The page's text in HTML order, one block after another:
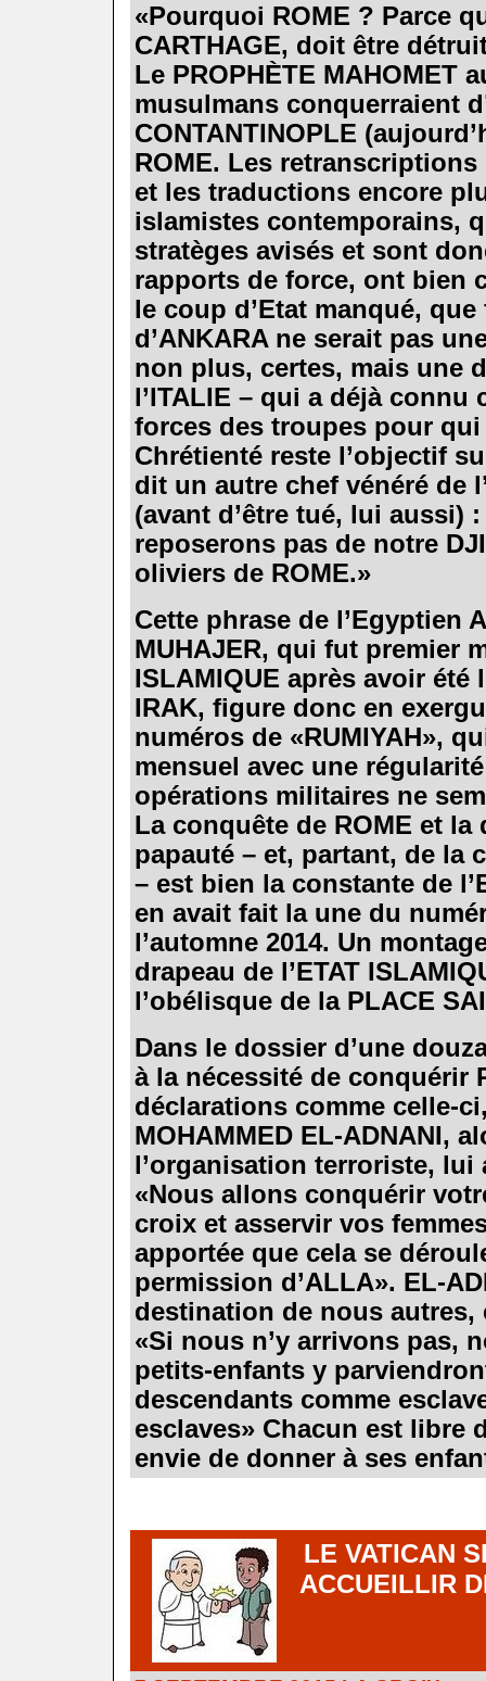
«Pourquoi ROME ? Parce
CARTHAGE, doit être
Le PROPHÈTE MAHOMET
musulmans conquerraient
CONTANTINOPLE
ROME. Les
et les traductions encore
islamistes contemporains,
stratèges avisés et sont
rapports de force, ont bien
le coup d’Etat manqué,
d’ANKARA ne serait pas
non plus, certes, mais une
l’ITALIE – qui a déjà connu
forces des troupes pour qui
Chrétienté reste l’objectif
dit un autre chef vénéré de
(avant d’être tué, lui aussi)
reposerons pas de notre
oliviers de ROME.»
Cette phrase de l’Egyptien
MUHAJER, qui fut premier
ISLAMIQUE après avoir été
IRAK, figure donc en
numéros de «RUMIYAH»,
mensuel avec une
opérations militaires ne
La conquête de ROME et
papauté – et, partant, de la
– est bien la constante de
en avait fait la une du
l’automne 2014. Un
drapeau de l’ETAT
l’obélisque de la PLACE
Dans le dossier d’une
à la nécessité de conquérir
déclarations comme celle-
MOHAMMED EL-ADNANI,
l’organisation terroriste,
«Nous allons conquérir
croix et asservir vos
apportée que cela se
permission d’ALLA». EL-
destination de nous autres,
«Si nous n’y arrivons pas,
petits-enfants y
descendants comme
esclaves» Chacun est libre
envie de donner à ses
LE VATICAN
ACCUEILLIR